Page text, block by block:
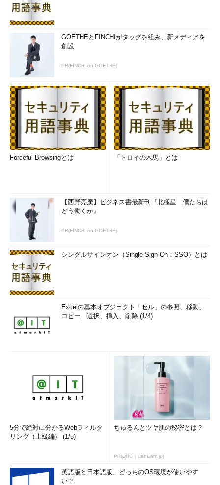
GOETHEとFINCHIがタッグを組み、新メディアを
創設
PR(FINCHI on GOETHE)
Forceful Browsingとは 「トロイの木馬」とは
【西野亮廣】ビジネス書最新刊『北極星 僕たちは
どう働くか』
PR(FINCHI on GOETHE)
シングルサインオン（Single Sign-On：SSO）とは
Excelの基本オブジェクト「セル」の参照、移動、
コピー、選択、挿入、削除 (1/4)
5分で絶対に分かるWebフィルタ
リング（上級編） (1/5)
ちゅるんとツヤ肌の秘密とは？
PR(DHC｜CanCam.jp)
英語版と日本語版、どっちのOS環境が使いやす
い？